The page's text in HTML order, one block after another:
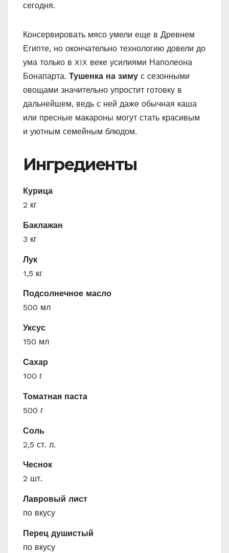
сегодня.
Консервировать мясо умели еще в Древнем
Египте, но окончательно технологию довели до
ума только в XIX веке усилиями Наполеона
Бонапарта. Тушенка на зиму с сезонными
овощами значительно упростит готовку в
дальнейшем, ведь с ней даже обычная каша
или пресные макароны могут стать красивым
и уютным семейным блюдом.
Ингредиенты
Курица
2 кг
Баклажан
3 кг
Лук
1,5 кг
Подсолнечное масло
500 мл
Уксус
150 мл
Сахар
100 г
Томатная паста
500 г
Соль
2,5 ст. л.
Чеснок
2 шт.
Лавровый лист
по вкусу
Перец душистый
по вкусу